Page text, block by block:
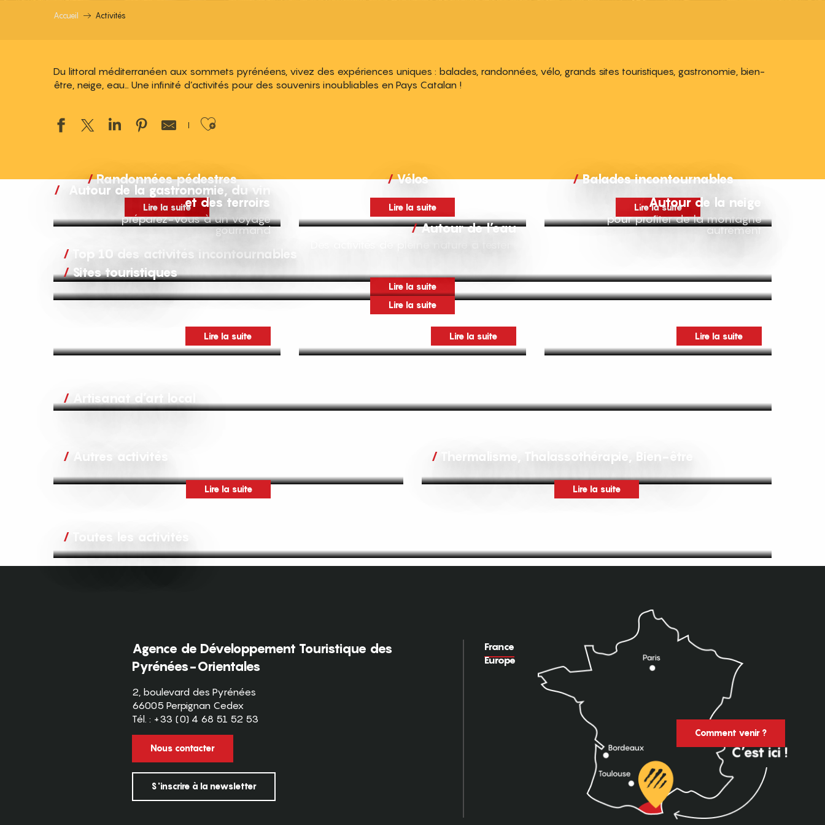
Accueil Activités
Du littoral méditerranéen aux sommets pyrénéens, vivez des expériences uniques : balades, randonnées, vélo, grands sites touristiques, gastronomie, bien-
être, neige, eau… Une infinité d’activités pour des souvenirs inoubliables en Pays Catalan !
Ajouter aux favoris
Randonnées pédestres
Lire la suite
Vélos
Lire la suite
Balades incontournables
Lire la suite
Top 10 des activités incontournables
Lire la suite
Sites touristiques
Lire la suite
Autour de la gastronomie, du vin
et des terroirs
préparez-vous à un voyage
gourmand
Lire la suite
Autour de l’eau
Lire la suite
Autour de la neige
pour profiter de la montagne
autrement
Lire la suite
Artisanat d’art local
Autres activités
Lire la suite
Thermalisme, Thalassothérapie, Bien-être
Lire la suite
Toutes les activités
Agence de Développement Touristique des
Pyrénées-Orientales
2, boulevard des Pyrénées
66005 Perpignan Cedex
Tél. : +33 (0) 4 68 51 52 53
Nous contacter
S'inscrire à la newsletter
France
Europe
Comment venir ?